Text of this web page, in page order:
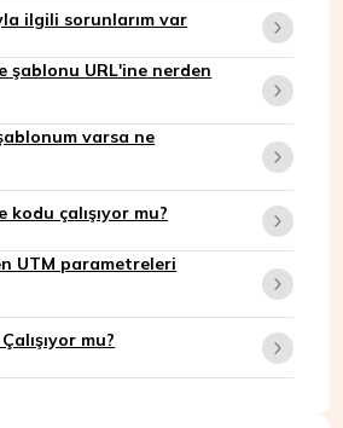
ilgili sorunlarım var
şablonu URL'ine nerden
varsa ne
kodu çalışıyor mu?
UTM parametreleri
mu?